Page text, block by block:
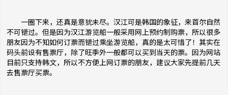
一圈下来，还真是意犹未尽。汉江可是韩国的象征，来首尔自然
不可错过。但是因为汉江游览船一般采用网上预约制购票，所以很多
朋友因为不知如何订票而错过乘坐游览船，真的是太可惜了！其实在
码头前设有售票厅，除了旺季外一般都可以买到当天的票。因为网站
目前只支持韩文，所以不方便上网订票的朋友，建议大家先提前几天
去售票厅买票。